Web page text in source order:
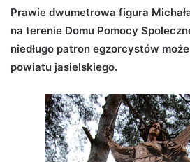
d
a
a
i
l
Prawie dwumetrowa figura
na terenie Domu Pomocy
niedługo patron egzorcystów
powiatu jasielskiego.